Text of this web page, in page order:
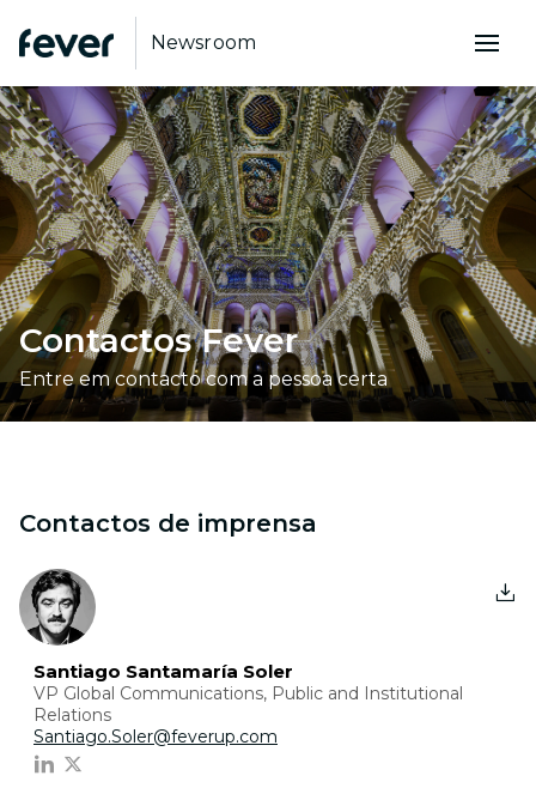
Newsroom
Contactos Fever
Entre em contacto com a pessoa certa
Contactos de imprensa
Santiago Santamaría Soler
VP Global Communications, Public and Institutional
Relations
Santiago.Soler@feverup.com